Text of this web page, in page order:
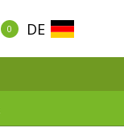
0 DE